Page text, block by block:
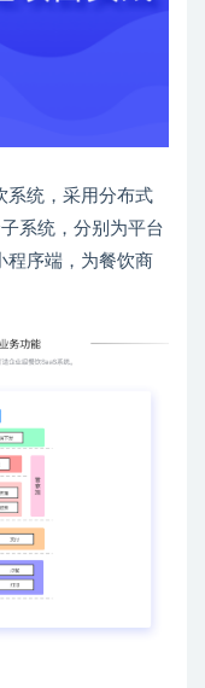
系统，采用分布式
系统，分别为平台
程序端，为餐饮商